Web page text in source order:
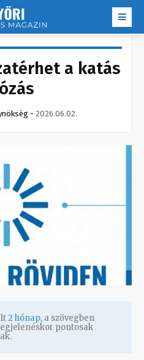
a katás
- 2026.06.02.
2 hónap, a szövegben
pontosak